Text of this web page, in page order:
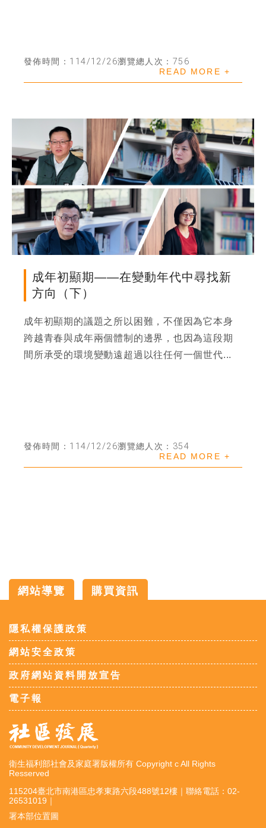
發佈時間：114/12/26瀏覽總人次：756
READ MORE +
成年初顯期——在變動年代中尋找新
方向（下）
成年初顯期的議題之所以困難，不僅因為它本身
跨越青春與成年兩個體制的邊界，也因為這段期
間所承受的環境變動遠超過以往任何一個世代...
發佈時間：114/12/26瀏覽總人次：354
READ MORE +
網站導覽
購買資訊
隱私權保護政策
網站安全政策
政府網站資料開放宣告
電子報
衛生福利部社會及家庭署版權所有 Copyright c All Rights
Resserved
115204臺北市南港區忠孝東路六段488號12樓｜聯絡電話：02-
26531019｜
署本部位置圖